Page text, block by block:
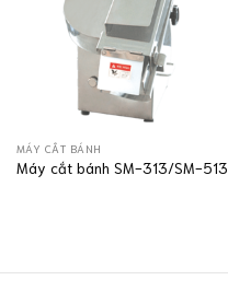
MÁY CẮT BÁNH
Máy cắt bánh SM-313/SM-513